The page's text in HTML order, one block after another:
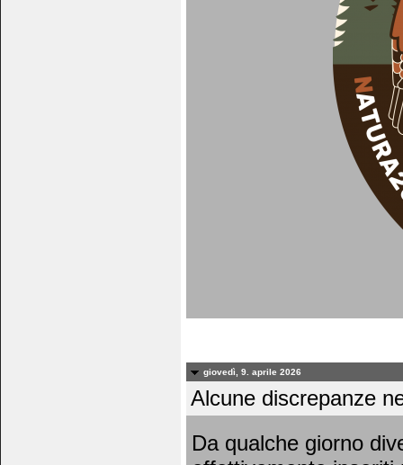
giovedì, 9. aprile 2026
Alcune discrepanze
Da qualche giorno